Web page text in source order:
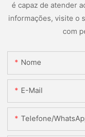
é capaz de atender
informações, visite o
com
Nome
E-Mail
Telefone/